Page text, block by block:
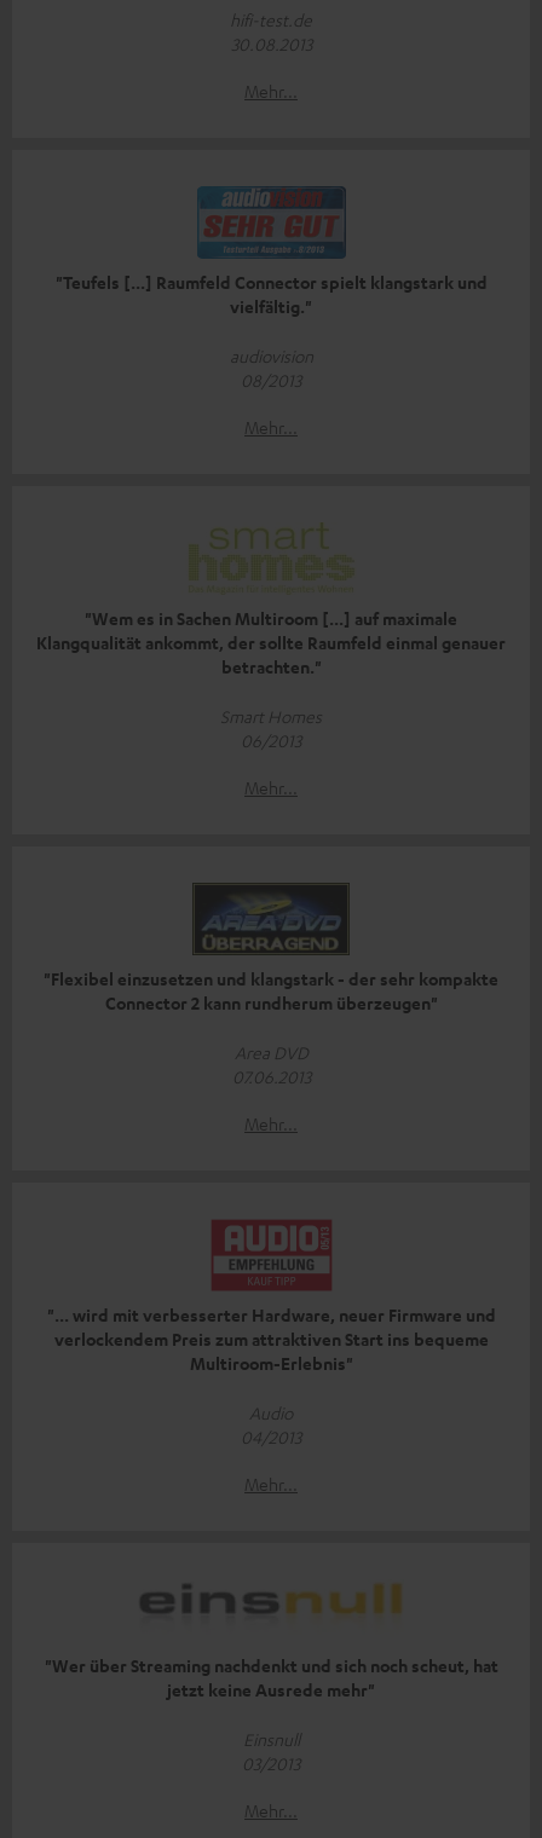
hifi-test.de
30.08.2013
Mehr...
"Teufels [...] Raumfeld Connector spielt klangstark und
vielfältig."
audiovision
08/2013
Mehr...
"Wem es in Sachen Multiroom [...] auf maximale
Klangqualität ankommt‚ der sollte Raumfeld einmal genauer
betrachten."
Smart Homes
06/2013
Mehr...
"Flexibel einzusetzen und klangstark - der sehr kompakte
Connector 2 kann rundherum überzeugen"
Area DVD
07.06.2013
Mehr...
"... wird mit verbesserter Hardware, neuer Firmware und
verlockendem Preis zum attraktiven Start ins bequeme
Multiroom-Erlebnis"
Audio
04/2013
Mehr...
"Wer über Streaming nachdenkt und sich noch scheut, hat
jetzt keine Ausrede mehr"
Einsnull
03/2013
Mehr...